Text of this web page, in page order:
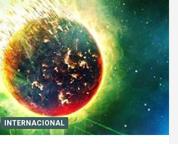
INTERNACIONAL